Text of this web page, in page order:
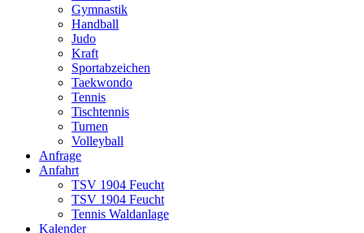
Gymnastik
Handball
Judo
Kraft
Sportabzeichen
Taekwondo
Tennis
Tischtennis
Turnen
Volleyball
Anfrage
Anfahrt
TSV 1904 Feucht
TSV 1904 Feucht
Tennis Waldanlage
Kalender